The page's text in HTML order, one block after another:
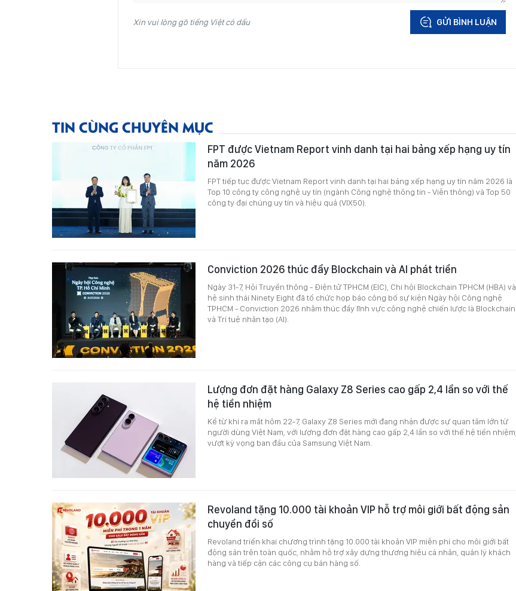
Xin vui lòng gõ tiếng Việt có dấu GỬI BÌNH LUẬN
TIN CÙNG CHUYÊN MỤC
FPT được Vietnam Report vinh danh tại hai bảng xếp hạng uy tín
năm 2026
FPT tiếp tục được Vietnam Report vinh danh tại hai bảng xếp hạng uy tín năm 2026 là
Top 10 công ty công nghệ uy tín (ngành Công nghệ thông tin - Viễn thông) và Top 50
công ty đại chúng uy tín và hiệu quả (VIX50).
Conviction 2026 thúc đẩy Blockchain và AI phát triển
Ngày 31-7, Hội Truyền thông - Điện tử TPHCM (EIC), Chi hội Blockchain TPHCM (HBA) và
hệ sinh thái Ninety Eight đã tổ chức họp báo công bố sự kiện Ngày hội Công nghệ
TPHCM - Conviction 2026 nhằm thúc đẩy lĩnh vực công nghệ chiến lược là Blockchain
và Trí tuệ nhân tạo (AI).
Lượng đơn đặt hàng Galaxy Z8 Series cao gấp 2,4 lần so với thế
hệ tiền nhiệm
Kể từ khi ra mắt hôm 22-7, Galaxy Z8 Series mới đang nhận được sự quan tâm lớn từ
người dùng Việt Nam, với lượng đơn đặt hàng cao gấp 2,4 lần so với thế hệ tiền nhiệm,
vượt kỳ vọng ban đầu của Samsung Việt Nam.
Revoland tặng 10.000 tài khoản VIP hỗ trợ môi giới bất động sản
chuyển đổi số
Revoland triển khai chương trình tặng 10.000 tài khoản VIP miễn phí cho môi giới bất
động sản trên toàn quốc, nhằm hỗ trợ xây dựng thương hiệu cá nhân, quản lý khách
hàng và tiếp cận các công cụ bán hàng số.